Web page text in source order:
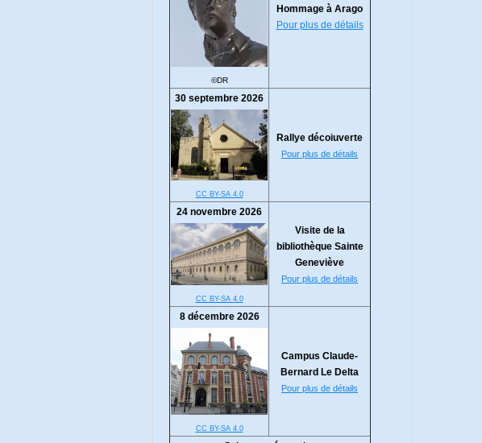
©DR
Hommage à Arago
Pour plus de détails
30 septembre 2026
CC BY-SA 4.0
Rallye décoiuverte
Pour plus de détails
24 novembre 2026
CC BY-SA 4.0
Visite de la
bibliothèque Sainte
Geneviève
Pour plus de détails
8 décembre 2026
CC BY-SA 4.0
Campus Claude-
Bernard Le Delta
Pour plus de détails